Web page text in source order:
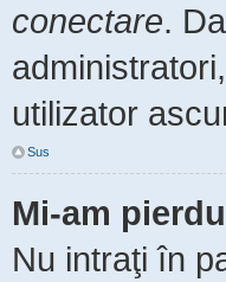
conectare.
utilizator
Sus
Mi-am
Nu intraţi în